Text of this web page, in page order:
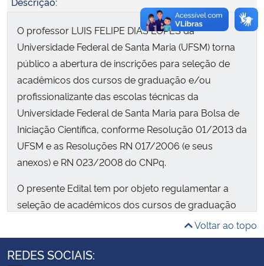
O professor LUIS FELIPE DIAS LOPES da
Universidade Federal de Santa Maria (UFSM) torna
público a abertura de inscrições para seleção de
acadêmicos dos cursos de graduação e/ou
profissionalizante das escolas técnicas da
Universidade Federal de Santa Maria para Bolsa de
Iniciação Científica, conforme Resolução 01/2013 da
UFSM e as Resoluções RN 017/2006 (e seus
anexos) e RN 023/2008 do CNPq.
O presente Edital tem por objeto regulamentar a
seleção de acadêmicos dos cursos de graduação
e/ou profissionalizante das escolas técnicas da
Universidade Federal de Santa Maria, para atuarem
como bolsistas de Iniciação Científica no Projeto:
Voltar ao topo
REDES SOCIAIS: